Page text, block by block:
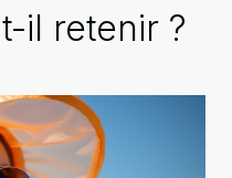
il retenir ?